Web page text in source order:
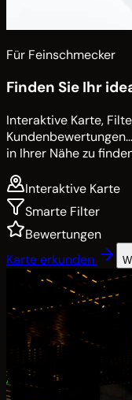
Für Feinschmecker
Finden Sie Ihr
Interaktive Karte,
in Ihrer Nähe zu
Interaktive Karte
Smarte Filter
Bewertungen
Karte erkunden